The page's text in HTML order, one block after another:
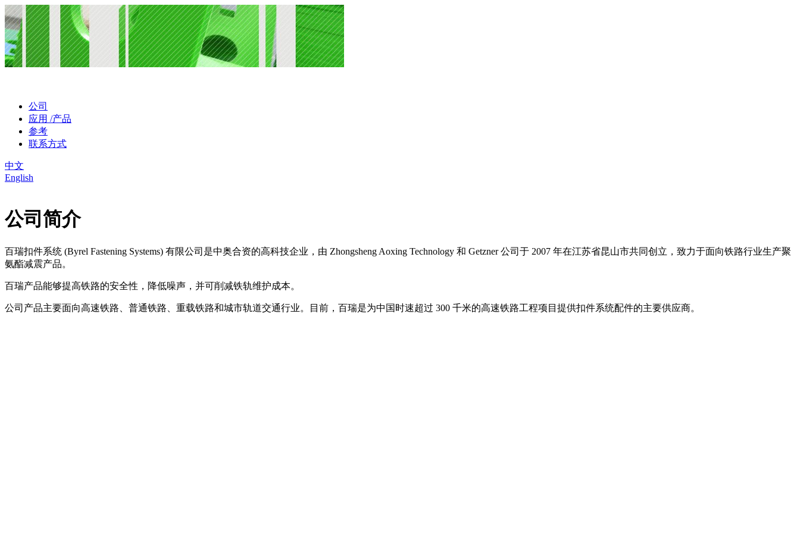
公司
应用 /产品
参考
联系方式
中文
English
公司简介
百瑞扣件系统 (Byrel Fastening Systems) 有限公司是中奥合资的高科技企业，由 Zhongsheng Aoxing Technology 和 Getzner 公司于 2007 年在江苏省昆山市共同创立，致力于面向铁路行业生产聚
氨酯减震产品。
百瑞产品能够提高铁路的安全性，降低噪声，并可削减铁轨维护成本。
公司产品主要面向高速铁路、普通铁路、重载铁路和城市轨道交通行业。目前，百瑞是为中国时速超过 300 千米的高速铁路工程项目提供扣件系统配件的主要供应商。